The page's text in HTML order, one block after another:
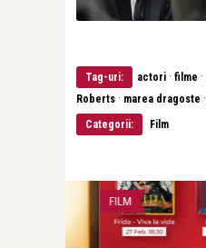
Tag-uri: actori · filme ·
Roberts · marea dragoste ·
Categorii:
Film